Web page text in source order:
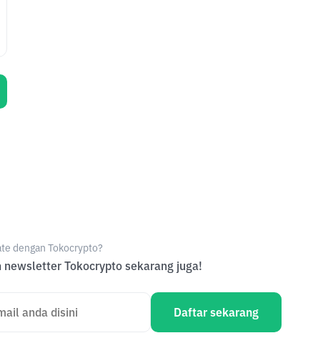
dengan Tokocrypto?
newsletter Tokocrypto sekarang juga!
Daftar sekarang